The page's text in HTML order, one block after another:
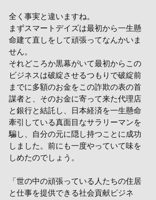
全く事実と違いますね。
まずスマートデイズは最初から一生懸
命建て直しをして頑張ってなんかいま
せん。
それどころか黒幕がいて最初からこの
ビジネスは破綻させるつもりで破綻前
までに多額のお金をこの詐欺の表の首
謀者と、そのお金に寄って来た代理店
と銀行と結託し、日本経済を一生懸命
牽引している真面目なサラリーマンを
騙し、自分の元に隠し持つことに成功
しました。前にも一度やっていて味を
しめたのでしょう。
「世の中の頑張っている人たちの住居
と仕事を提供できる社会貢献ビジネ